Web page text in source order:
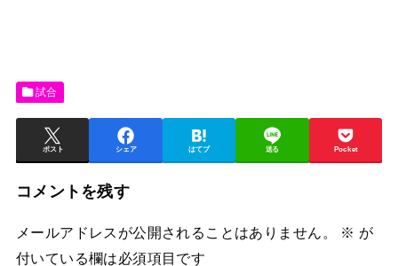
試合
ポスト シェア はてブ 送る Pocket
コメントを残す
メールアドレスが公開されることはありません。 ※ が
付いている欄は必須項目です